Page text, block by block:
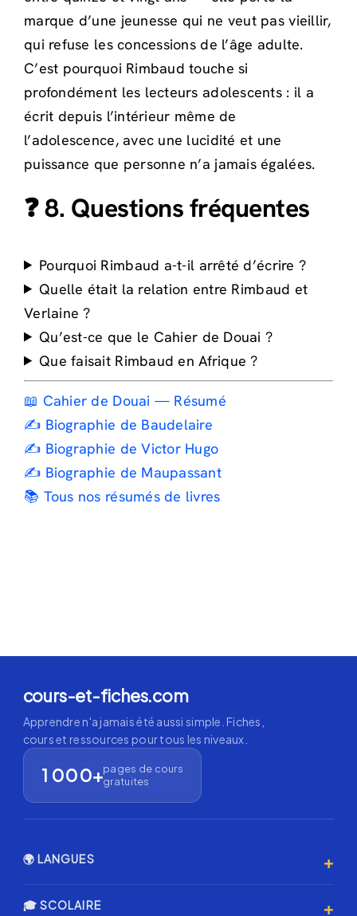
marque d’une jeunesse qui ne veut pas vieillir,
qui refuse les concessions de l’âge adulte.
C’est pourquoi Rimbaud touche si
profondément les lecteurs adolescents : il a
écrit depuis l’intérieur même de
l’adolescence, avec une lucidité et une
puissance que personne n’a jamais égalées.
❓ 8. Questions fréquentes
Pourquoi Rimbaud a-t-il arrêté d’écrire ?
Quelle était la relation entre Rimbaud et
Verlaine ?
Qu’est-ce que le Cahier de Douai ?
Que faisait Rimbaud en Afrique ?
📖 Cahier de Douai — Résumé
✍️ Biographie de Baudelaire
✍️ Biographie de Victor Hugo
✍️ Biographie de Maupassant
📚 Tous nos résumés de livres
cours-et-fiches.com
Apprendre n'a jamais été aussi simple. Fiches,
cours et ressources pour tous les niveaux.
1 000+pages de cours
gratuites
🌍 LANGUES +
Anglais 🇬🇧
🎓 SCOLAIRE +